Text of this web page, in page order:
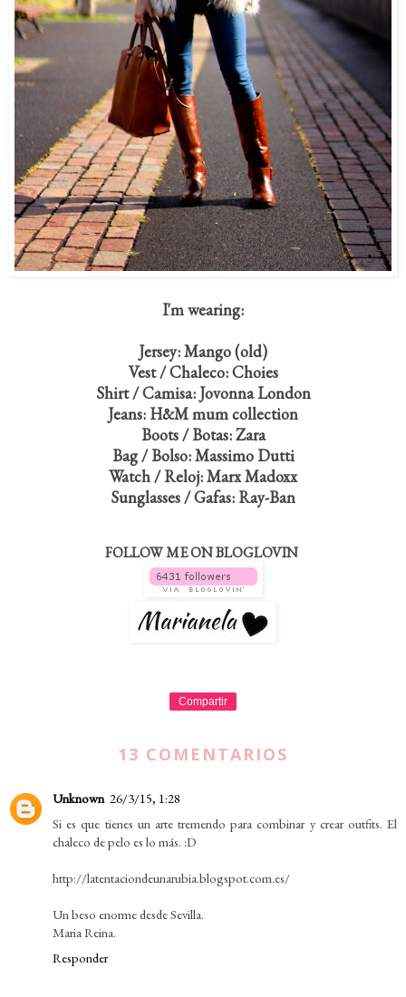
I'm wearing:
Jersey: Mango (old)
Vest / Chaleco: Choies
Shirt / Camisa: Jovonna London
Jeans: H&M mum collection
Boots / Botas: Zara
Bag / Bolso: Massimo Dutti
Watch / Reloj: Marx Madoxx
Sunglasses / Gafas: Ray-Ban
FOLLOW ME ON BLOGLOVIN
Compartir
13 COMENTARIOS
Unknown 26/3/15, 1:28
Si es que tienes un arte tremendo para combinar y crear outfits. El
chaleco de pelo es lo más. :D
http://latentaciondeunarubia.blogspot.com.es/
Un beso enorme desde Sevilla.
Maria Reina.
Responder